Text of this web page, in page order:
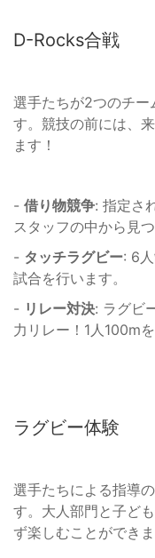
D-Rocks合戦
選手たちが2つのチー
す。競技の前には、
ます！
- 借り物競争: 指定さ
スタッフの中から見
- タッチラグビー: 6
試合を行います。
- リレー対決: ラグビ
力リレー！1人100m
ラグビー体験
選手たちによる指導
す。大人部門と子ど
ず楽しむことができま